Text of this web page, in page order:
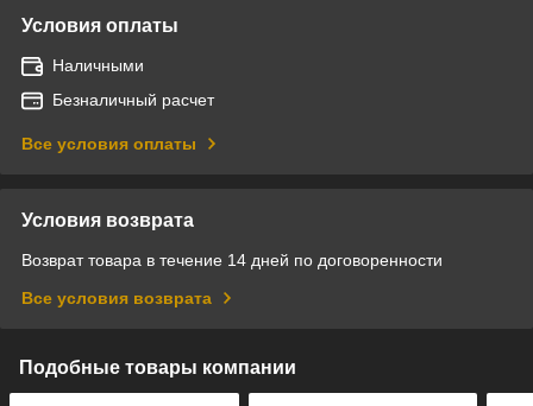
Условия оплаты
Наличными
Безналичный расчет
Все условия оплаты
Условия возврата
Возврат товара в течение 14 дней по договоренности
Все условия возврата
Подобные товары компании